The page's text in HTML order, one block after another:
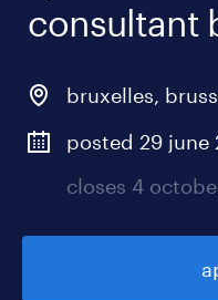
consultant
bruxelles,
posted 29 june
closes 4